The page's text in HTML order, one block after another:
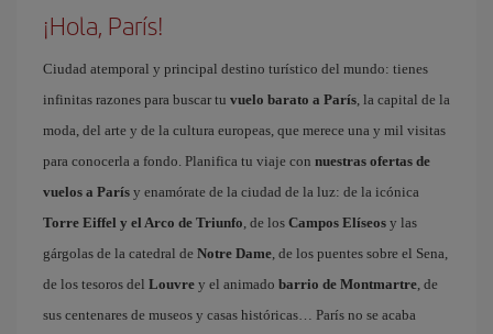
¡Hola, París!
Ciudad atemporal y principal destino turístico del mundo: tienes
infinitas razones para buscar tu vuelo barato a París, la capital de la
moda, del arte y de la cultura europeas, que merece una y mil visitas
para conocerla a fondo. Planifica tu viaje con nuestras ofertas de
vuelos a París y enamórate de la ciudad de la luz: de la icónica
Torre Eiffel y el Arco de Triunfo, de los Campos Elíseos y las
gárgolas de la catedral de Notre Dame, de los puentes sobre el Sena,
de los tesoros del Louvre y el animado barrio de Montmartre, de
sus centenares de museos y casas históricas… París no se acaba